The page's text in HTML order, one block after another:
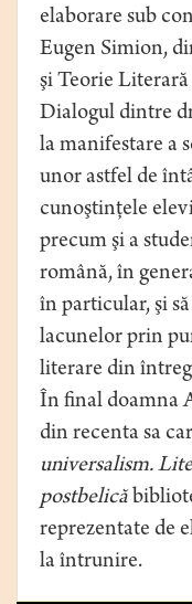
elaborare sub
Eugen Simion,
şi Teorie Literară
Dialogul dintre
la manifestare a
unor astfel de
cunoştinţele
precum şi a
română, în
în particular, şi
lacunelor prin
literare din
În final doamna
din recenta sa
universalism.
postbelică
reprezentate de
la întrunire.